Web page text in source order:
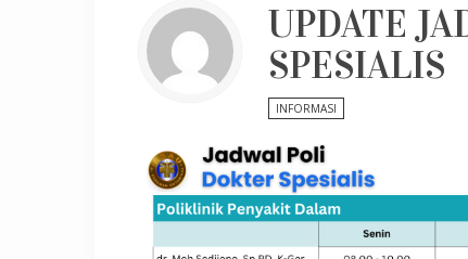
UPDATE
SPESIALIS
INFORMASI